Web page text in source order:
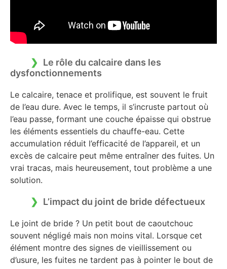
Le rôle du calcaire dans les
dysfonctionnements
Le calcaire, tenace et prolifique, est souvent le fruit
de l’eau dure. Avec le temps, il s’incruste partout où
l’eau passe, formant une couche épaisse qui obstrue
les éléments essentiels du chauffe-eau. Cette
accumulation réduit l’efficacité de l’appareil, et un
excès de calcaire peut même entraîner des fuites. Un
vrai tracas, mais heureusement, tout problème a une
solution.
L’impact du joint de bride défectueux
Le joint de bride ? Un petit bout de caoutchouc
souvent négligé mais non moins vital. Lorsque cet
élément montre des signes de vieillissement ou
d’usure, les fuites ne tardent pas à pointer le bout de